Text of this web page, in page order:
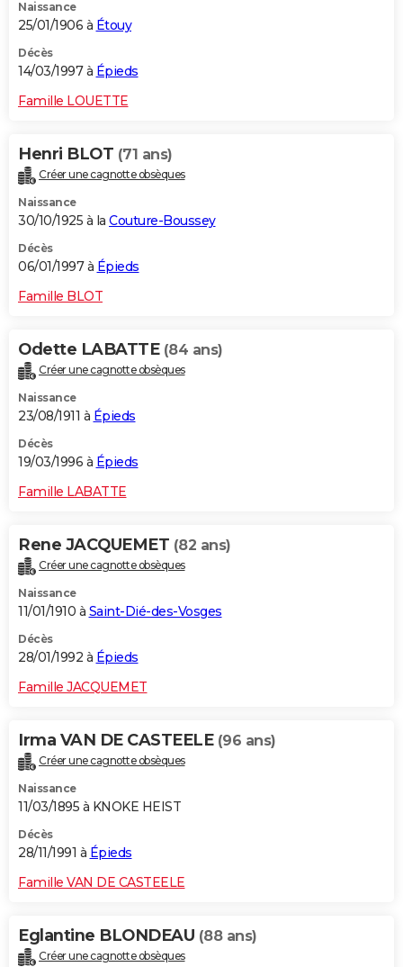
Naissance
25/01/1906 à Étouy
Décès
14/03/1997 à Épieds
Famille LOUETTE
Henri BLOT (71 ans)
Créer une cagnotte obsèques
Naissance
30/10/1925 à la Couture-Boussey
Décès
06/01/1997 à Épieds
Famille BLOT
Odette LABATTE (84 ans)
Créer une cagnotte obsèques
Naissance
23/08/1911 à Épieds
Décès
19/03/1996 à Épieds
Famille LABATTE
Rene JACQUEMET (82 ans)
Créer une cagnotte obsèques
Naissance
11/01/1910 à Saint-Dié-des-Vosges
Décès
28/01/1992 à Épieds
Famille JACQUEMET
Irma VAN DE CASTEELE (96 ans)
Créer une cagnotte obsèques
Naissance
11/03/1895 à KNOKE HEIST
Décès
28/11/1991 à Épieds
Famille VAN DE CASTEELE
Eglantine BLONDEAU (88 ans)
Créer une cagnotte obsèques